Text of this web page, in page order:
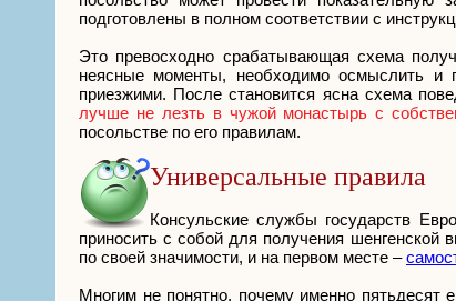
подготовлены в полном соответствии с
Это превосходно срабатывающая схема
неясные моменты, необходимо осмыслить и
приезжими. После становится ясна схема
лучше не лезть в чужой монастырь с
посольстве по его правилам.
Универсальные правила
Консульские службы государств
приносить с собой для получения шенгенской
по своей значимости, и на первом месте –
Многим не понятно, почему именно